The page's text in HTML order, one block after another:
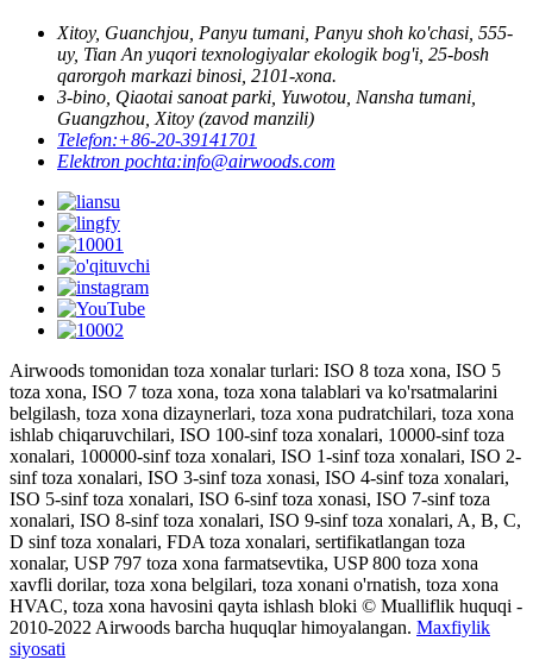
Xitoy, Guanchjou, Panyu tumani, Panyu shoh ko'chasi, 555-
uy, Tian An yuqori texnologiyalar ekologik bog'i, 25-bosh
qarorgoh markazi binosi, 2101-xona.
3-bino, Qiaotai sanoat parki, Yuwotou, Nansha tumani,
Guangzhou, Xitoy (zavod manzili)
Telefon:+86-20-39141701
Elektron pochta:info@airwoods.com
Airwoods tomonidan toza xonalar turlari: ISO 8 toza xona, ISO 5
toza xona, ISO 7 toza xona, toza xona talablari va ko'rsatmalarini
belgilash, toza xona dizaynerlari, toza xona pudratchilari, toza xona
ishlab chiqaruvchilari, ISO 100-sinf toza xonalari, 10000-sinf toza
xonalari, 100000-sinf toza xonalari, ISO 1-sinf toza xonalari, ISO 2-
sinf toza xonalari, ISO 3-sinf toza xonasi, ISO 4-sinf toza xonalari,
ISO 5-sinf toza xonalari, ISO 6-sinf toza xonasi, ISO 7-sinf toza
xonalari, ISO 8-sinf toza xonalari, ISO 9-sinf toza xonalari, A, B, C,
D sinf toza xonalari, FDA toza xonalari, sertifikatlangan toza
xonalar, USP 797 toza xona farmatsevtika, USP 800 toza xona
xavfli dorilar, toza xona belgilari, toza xonani o'rnatish, toza xona
HVAC, toza xona havosini qayta ishlash bloki © Mualliflik huquqi -
2010-2022 Airwoods barcha huquqlar himoyalangan. Maxfiylik
siyosati